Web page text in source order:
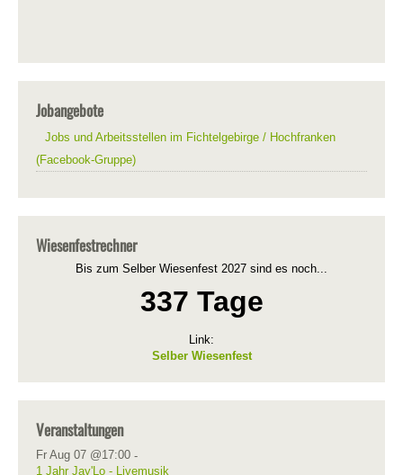
Jobangebote
Jobs und Arbeitsstellen im Fichtelgebirge / Hochfranken
(Facebook-Gruppe)
Wiesenfestrechner
Bis zum Selber Wiesenfest 2027 sind es noch...
337 Tage
Link:
Selber Wiesenfest
Veranstaltungen
Fr Aug 07 @17:00 -
1 Jahr Jay'Lo - Livemusik